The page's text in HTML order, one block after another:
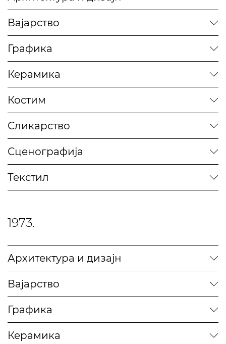
Вајарство
Графика
Керамика
Костим
Сликарство
Сценографија
Текстил
1973.
Архитектура и дизајн
Вајарство
Графика
Керамика